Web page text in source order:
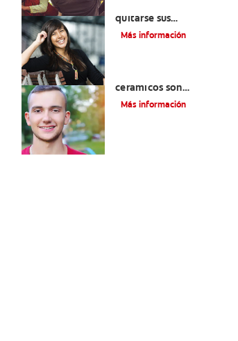
quitarse sus
retenedores fijos
Más información
cerámicos son
adecuados para usted?
Más información